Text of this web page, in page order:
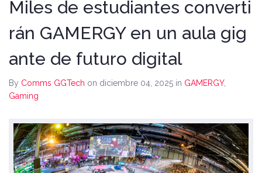
Miles de estudiantes converti
rán GAMERGY en un aula gig
ante de futuro digital
By Comms GGTech on diciembre 04, 2025 in GAMERGY,
Gaming